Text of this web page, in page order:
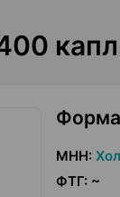
МНН:
ФТГ: ~